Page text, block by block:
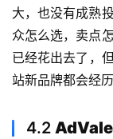
大，也没有成熟
众怎么选，卖点
已经花出去了，
站新品牌都会经历
4.2